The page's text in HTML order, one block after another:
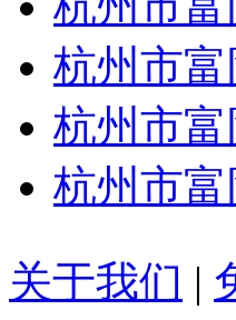
杭州市
杭州市
杭州市
关于我们 |